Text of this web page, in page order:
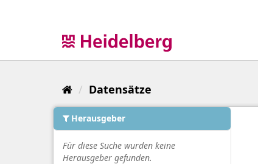
Datensätze
Herausgeber
Für diese Suche wurden keine
Herausgeber gefunden.